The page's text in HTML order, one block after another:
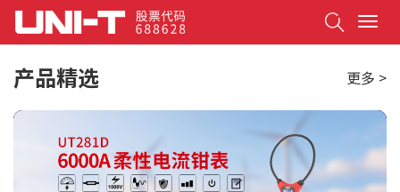
T
o
g
e
a
v
i
产品精选 更多 >